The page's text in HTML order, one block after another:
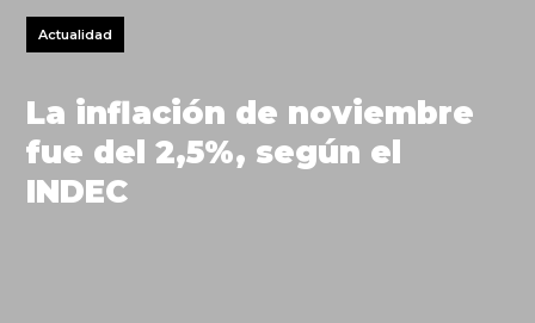
Actualidad
La inflación de noviembre
fue del 2,5%, según el
INDEC